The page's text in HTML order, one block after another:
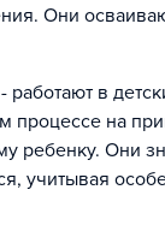
Они
в
процессе на
ребенку. Они
учитывая